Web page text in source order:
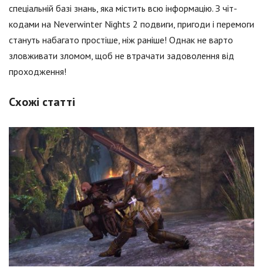
спеціальній базі знань, яка містить всю інформацію. З чіт-
кодами на Neverwinter Nights 2 подвиги, пригоди і перемоги
стануть набагато простіше, ніж раніше! Однак не варто
зловживати зломом, щоб не втрачати задоволення від
проходження!
Схожі статті